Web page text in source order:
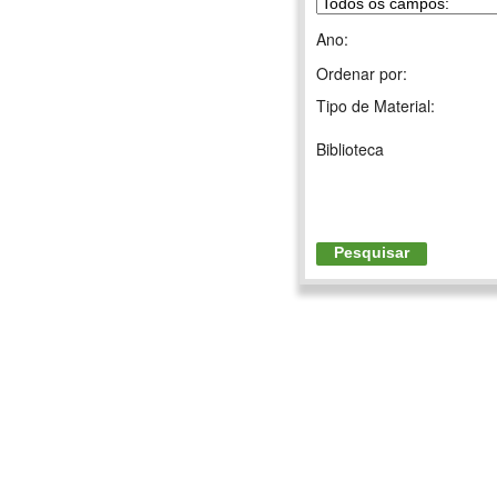
Ano:
Ordenar por:
Tipo de Material:
Biblioteca
Pesquisar